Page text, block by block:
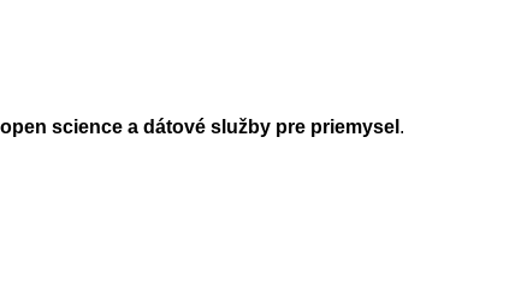
science a dátové služby pre priemysel .